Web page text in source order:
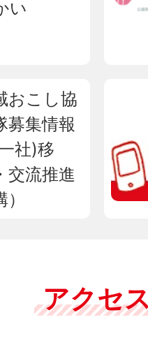
い
おこし協
募集情報
一社)移
交流推進
アクセ